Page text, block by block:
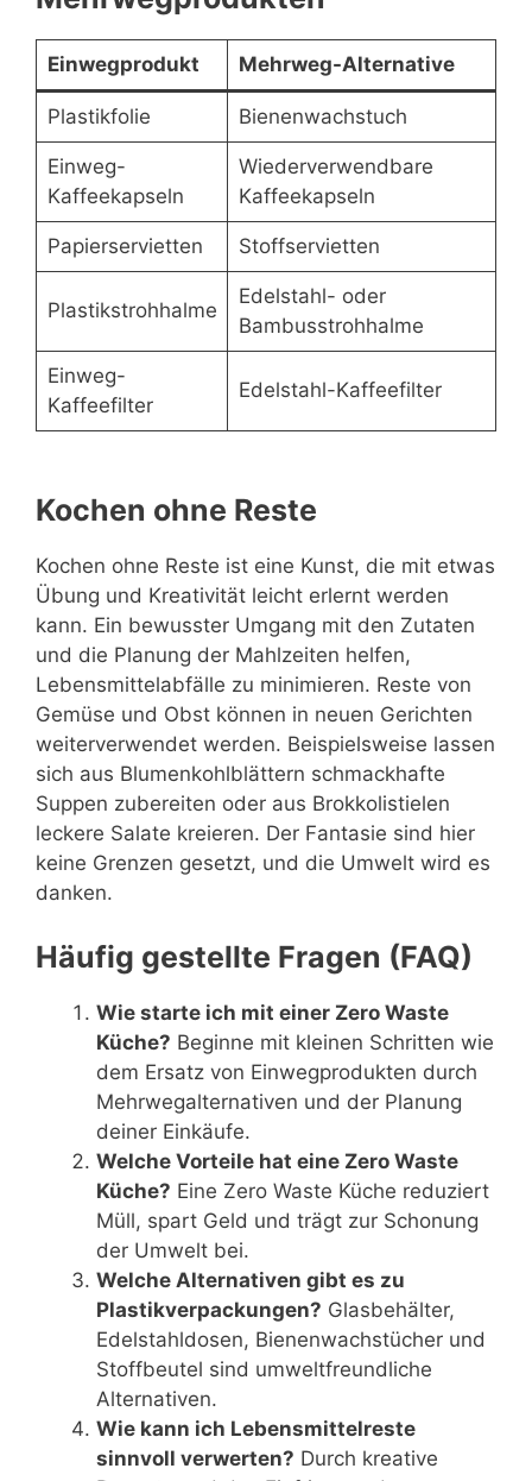
Einwegprodukt Mehrweg-Alternative
Plastikfolie Bienenwachstuch
Einweg-
Kaffeekapseln
Wiederverwendbare
Kaffeekapseln
Papierservietten Stoffservietten
Plastikstrohhalme
Edelstahl- oder
Bambusstrohhalme
Einweg-
Kaffeefilter
Edelstahl-Kaffeefilter
Kochen ohne Reste
Kochen ohne Reste ist eine Kunst, die mit etwas
Übung und Kreativität leicht erlernt werden
kann. Ein bewusster Umgang mit den Zutaten
und die Planung der Mahlzeiten helfen,
Lebensmittelabfälle zu minimieren. Reste von
Gemüse und Obst können in neuen Gerichten
weiterverwendet werden. Beispielsweise lassen
sich aus Blumenkohlblättern schmackhafte
Suppen zubereiten oder aus Brokkolistielen
leckere Salate kreieren. Der Fantasie sind hier
keine Grenzen gesetzt, und die Umwelt wird es
danken.
Häufig gestellte Fragen (FAQ)
Wie starte ich mit einer Zero Waste
Küche? Beginne mit kleinen Schritten wie
dem Ersatz von Einwegprodukten durch
Mehrwegalternativen und der Planung
deiner Einkäufe.
Welche Vorteile hat eine Zero Waste
Küche? Eine Zero Waste Küche reduziert
Müll, spart Geld und trägt zur Schonung
der Umwelt bei.
Welche Alternativen gibt es zu
Plastikverpackungen? Glasbehälter,
Edelstahldosen, Bienenwachstücher und
Stoffbeutel sind umweltfreundliche
Alternativen.
Wie kann ich Lebensmittelreste
sinnvoll verwerten? Durch kreative